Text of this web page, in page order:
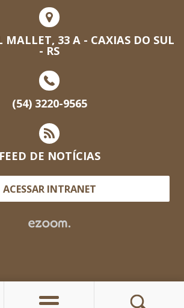
MALLET, 33 A - CAXIAS DO SUL
- RS
(54) 3220-9565
FEED DE NOTÍCIAS
ACESSAR INTRANET